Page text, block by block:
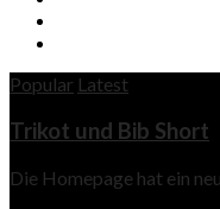
Popular Latest
Trikot und Bib Short
Die Homepage hat ein